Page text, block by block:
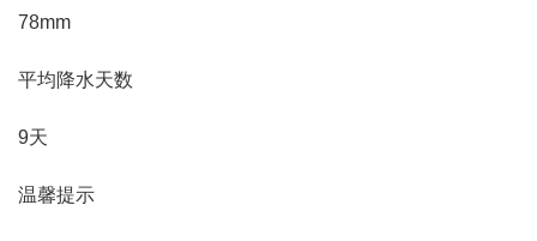
78mm
平均降水天数
9天
温馨提示